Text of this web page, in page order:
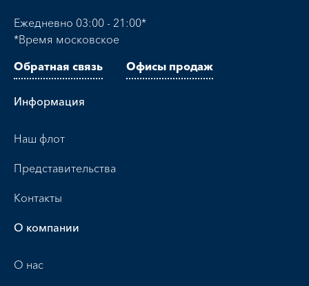
Ежедневно 03:00 - 21:00*
*Время московское
Обратная связь
Офисы продаж
Информация
Наш флот
Представительства
Контакты
О компании
О нас